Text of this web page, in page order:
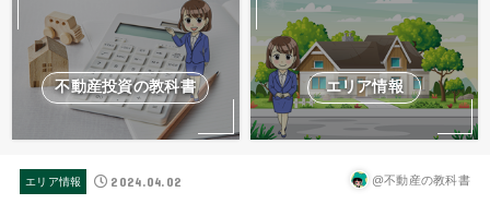
不動産投資の教科書 エリア情報
エリア情報 2024.04.02 @不動産の教科書